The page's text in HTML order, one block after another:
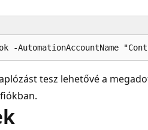
tesz lehetővé a